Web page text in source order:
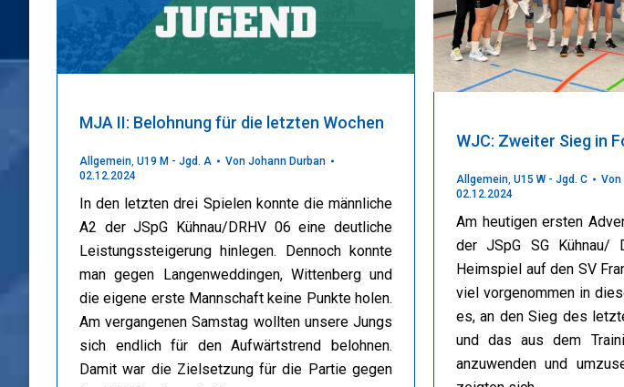
MJA II: Belohnung für die letzten Wochen
Allgemein, U19 M - Jgd. A Von Johann Durban
02.12.2024
In den letzten drei Spielen konnte die männliche
A2 der JSpG Kühnau/DRHV 06 eine deutliche
Leistungssteigerung hinlegen. Dennoch konnte
man gegen Langenweddingen, Wittenberg und
die eigene erste Mannschaft keine Punkte holen.
Am vergangenen Samstag wollten unsere Jungs
sich endlich für den Aufwärtstrend belohnen.
Damit war die Zielsetzung für die Partie gegen
WJC: Zweiter Sieg in
Allgemein, U15 W - Jgd. C Von
02.12.2024
Am heutigen ersten
der JSpG SG Kühnau/
Heimspiel auf den SV
viel vorgenommen in
es, an den Sieg des
und das aus dem
anzuwenden und